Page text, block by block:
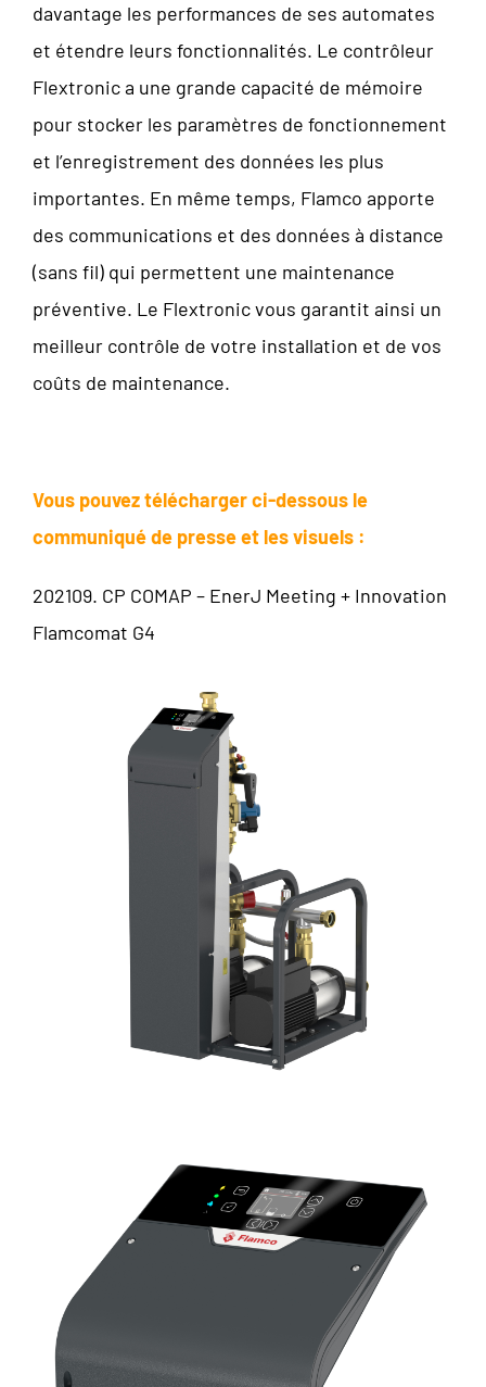
davantage les performances de ses automates
et étendre leurs fonctionnalités. Le contrôleur
Flextronic a une grande capacité de mémoire
pour stocker les paramètres de fonctionnement
et l’enregistrement des données les plus
importantes. En même temps, Flamco apporte
des communications et des données à distance
(sans fil) qui permettent une maintenance
préventive. Le Flextronic vous garantit ainsi un
meilleur contrôle de votre installation et de vos
coûts de maintenance.
Vous pouvez télécharger ci-dessous le
communiqué de presse et les visuels :
202109. CP COMAP – EnerJ Meeting + Innovation
Flamcomat G4